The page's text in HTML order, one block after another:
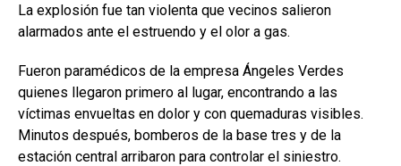
La explosión fue tan violenta que vecinos salieron
alarmados ante el estruendo y el olor a gas.
Fueron paramédicos de la empresa Ángeles Verdes
quienes llegaron primero al lugar, encontrando a las
víctimas envueltas en dolor y con quemaduras visibles.
Minutos después, bomberos de la base tres y de la
estación central arribaron para controlar el siniestro.